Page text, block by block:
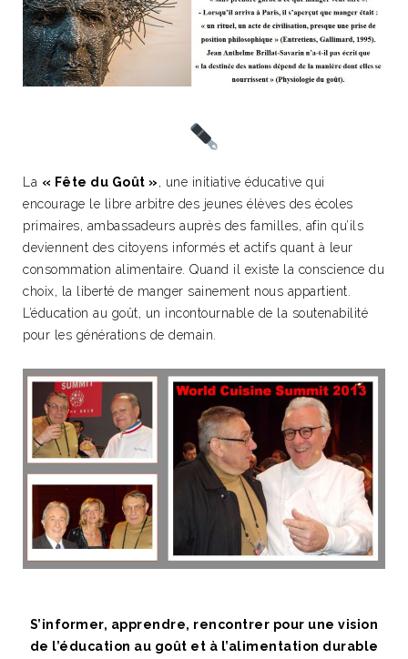
La « Fête du Goût », une initiative éducative qui
encourage le libre arbitre des jeunes élèves des écoles
primaires, ambassadeurs auprès des familles, afin qu’ils
deviennent des citoyens informés et actifs quant à leur
consommation alimentaire. Quand il existe la conscience du
choix, la liberté de manger sainement nous appartient.
L’éducation au goût, un incontournable de la soutenabilité
pour les générations de demain.
S’informer, apprendre, rencontrer pour une vision
de l’éducation au goût et à l’alimentation durable